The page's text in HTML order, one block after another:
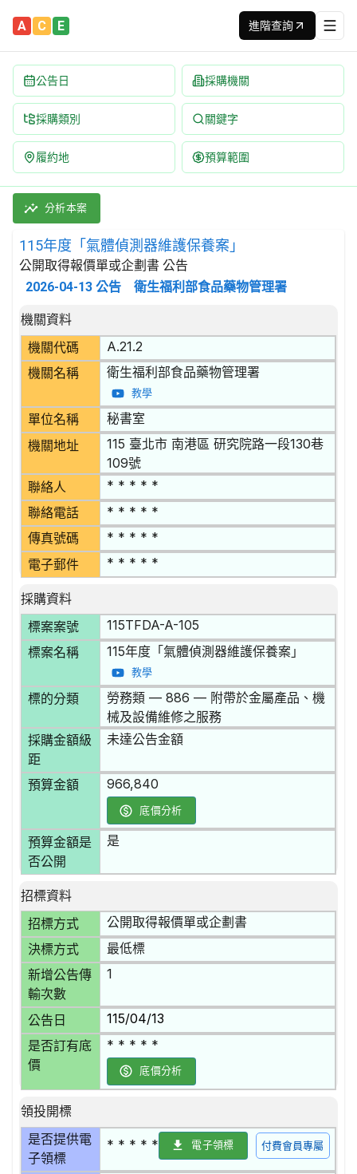
A C E 進階查詢
公告日 採購機關
採購類別 關鍵字
履約地 預算範圍
115年度「氣體偵測器維護保養案」 招標公告 | 案號：
採購類別：勞務類 附帶於金屬產品、機械及設備維修之服
分析本案
115年度「氣體偵測器維護保養案」
公開取得報價單或企劃書 公告
2026-04-13 公告 衛生福利部食品藥物管理署
招標公告詳細內容
機關資料
機關代碼
A.21.2
機關名稱 衛生福利部食品藥物管理署
教學
單位名稱 秘書室
機關地址
115 臺北市 南港區 研究院路一段130巷
109號
聯絡人 * * * * *
聯絡電話 * * * * *
傳真號碼 * * * * *
電子郵件 * * * * *
採購資料
標案案號
115TFDA-A-105
標案名稱 115年度「氣體偵測器維護保養案」
教學
標的分類
勞務類 — 886 — 附帶於金屬產品、機
械及設備維修之服務
採購金額級
距
未達公告金額
預算金額 966,840
底價分析
預算金額是
否公開
是
招標資料
招標方式
公開取得報價單或企劃書
決標方式 最低標
新增公告傳
輸次數
1
公告日 115/04/13
是否訂有底
價
* * * * *
底價分析
領投開標
是否提供電
子領標
* * * * * 電子領標 付費會員專屬